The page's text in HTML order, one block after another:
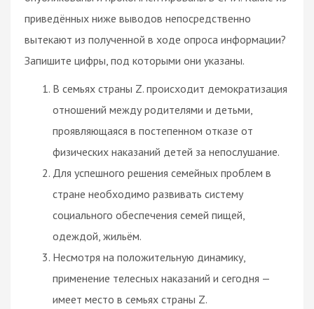
приведённых ниже выводов непосредственно
вытекают из полученной в ходе опроса информации?
Запишите цифры, под которыми они указаны.
В семьях страны Z. происходит демократизация
отношений между родителями и детьми,
проявляющаяся в постепенном отказе от
физических наказаний детей за непослушание.
Для успешного решения семейных проблем в
стране необходимо развивать систему
социального обеспечения семей пищей,
одеждой, жильём.
Несмотря на положительную динамику,
применение телесных наказаний и сегодня —
имеет место в семьях страны Z.